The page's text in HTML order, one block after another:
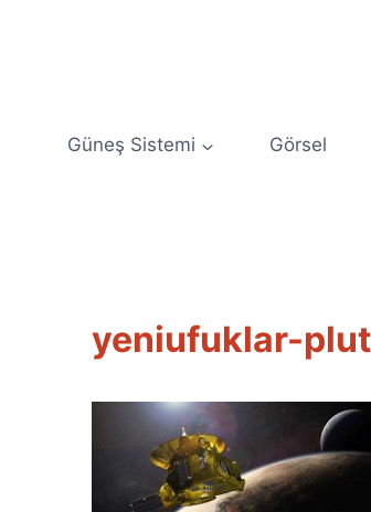
Güneş Sistemi Görsel
yeniufuklar-